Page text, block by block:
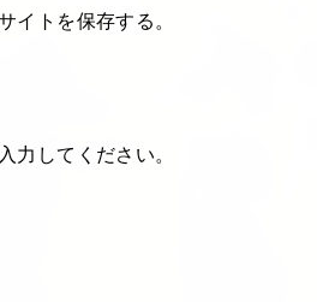
イトを保存する。
力してください。